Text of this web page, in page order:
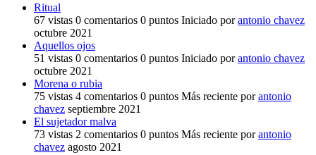
Ritual
67 vistas 0 comentarios 0 puntos Iniciado porantonio chavez
octubre 2021
Aquellos ojos
51 vistas 0 comentarios 0 puntos Iniciado porantonio chavez
octubre 2021
Morena o rubia
75 vistas 4 comentarios 0 puntos Más reciente porantonio
chavez septiembre 2021
El sujetador malva
73 vistas 2 comentarios 0 puntos Más reciente porantonio
chavez agosto 2021